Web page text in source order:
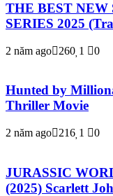
THE BEST NEW
SERIES 2025
2 năm ago 260 1 0
Hunted by
Thriller Movie
2 năm ago 216 1 0
JURASSIC
(2025) Scarlett